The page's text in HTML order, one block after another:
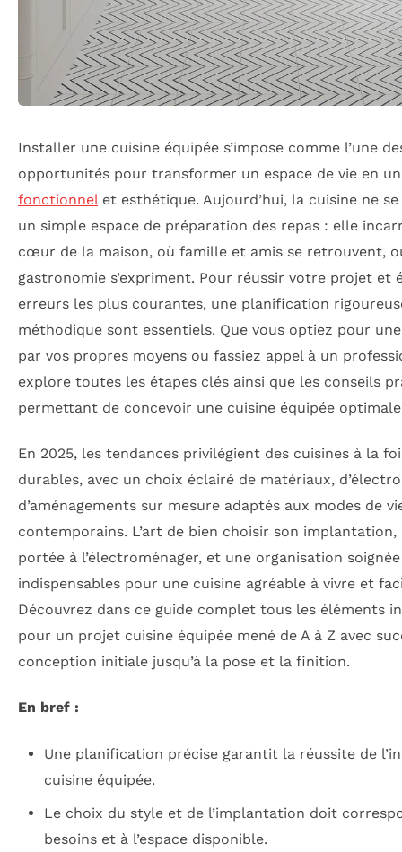
Installer une cuisine équipée s’impose comme l’une
opportunités pour transformer un espace de vie en
fonctionnel et esthétique. Aujourd’hui, la cuisine ne
un simple espace de préparation des repas : elle
cœur de la maison, où famille et amis se retrouvent,
gastronomie s’expriment. Pour réussir votre projet et
erreurs les plus courantes, une planification
méthodique sont essentiels. Que vous optiez pour
par vos propres moyens ou fassiez appel à un
explore toutes les étapes clés ainsi que les conseils
permettant de concevoir une cuisine équipée
En 2025, les tendances privilégient des cuisines à la
durables, avec un choix éclairé de matériaux,
d’aménagements sur mesure adaptés aux modes de
contemporains. L’art de bien choisir son implantation,
portée à l’électroménager, et une organisation soignée
indispensables pour une cuisine agréable à vivre et
Découvrez dans ce guide complet tous les éléments
pour un projet cuisine équipée mené de A à Z avec
conception initiale jusqu’à la pose et la finition.
En bref :
Une planification précise garantit la réussite de
cuisine équipée.
Le choix du style et de l’implantation doit
besoins et à l’espace disponible.